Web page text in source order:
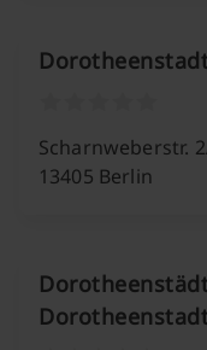
Scharnweberstr.
13405 Berlin